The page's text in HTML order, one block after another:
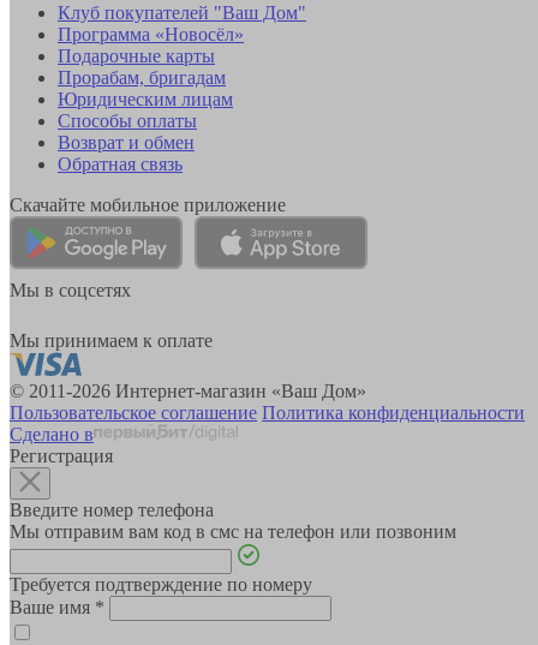
Клуб покупателей "Ваш Дом"
Программа «Новосёл»
Подарочные карты
Прорабам, бригадам
Юридическим лицам
Способы оплаты
Возврат и обмен
Обратная связь
Скачайте мобильное приложение
Мы в соцсетях
Мы принимаем к оплате
© 2011-2026 Интернет-магазин «Ваш Дом»
Пользовательское соглашение Политика конфиденциальности
Сделано в
Регистрация
Введите номер телефона
Мы отправим вам код в смс на телефон или позвоним
Требуется подтверждение по номеру
Ваше имя *